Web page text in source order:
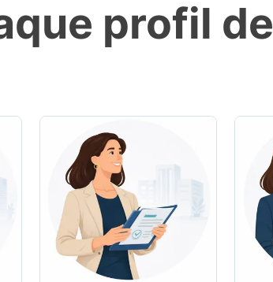
profil de